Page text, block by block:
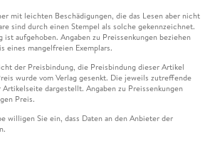
mit leichten Beschädigungen, die das Lesen aber nicht
sind durch einen Stempel als solche gekennzeichnet.
aufgehoben. Angaben zu Preissenkungen beziehen
eines mangelfreien Exemplars.
der Preisbindung, die Preisbindung dieser Artikel
wurde vom Verlag gesenkt. Die jeweils zutreffende
dargestellt. Angaben zu Preissenkungen
Preis.
willigen Sie ein, dass Daten an den Anbieter der